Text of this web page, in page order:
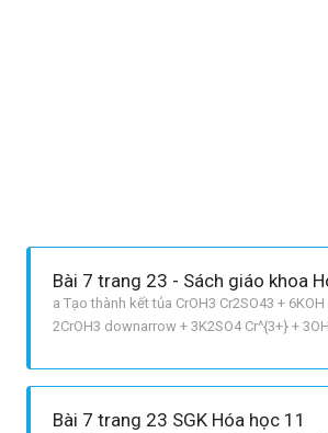
Bài 7 trang 23 - Sách giáo khoa
a Tạo thành kết tủa CrOH3 Cr2SO43 +
2CrOH3 downarrow + 3K2SO4 Cr^{3+} +
rightarrow AlOH3 downarrow + 3NH4Cl
2KOH rightarr
Bài 7 trang 23 SGK Hóa học 11